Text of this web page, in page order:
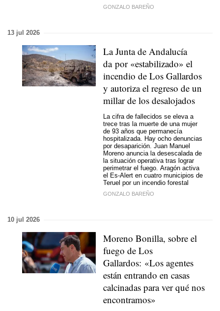
GONZALO BAREÑO
13 jul 2026
La Junta de Andalucía
da por «estabilizado» el
incendio de Los Gallardos
y autoriza el regreso de un
millar de los desalojados
La cifra de fallecidos se eleva a
trece tras la muerte de una mujer
de 93 años que permanecía
hospitalizada. Hay ocho denuncias
por desaparición. Juan Manuel
Moreno anuncia la desescalada de
la situación operativa tras lograr
perimetrar el fuego. Aragón activa
el Es-Alert en cuatro municipios de
Teruel por un incendio forestal
GONZALO BAREÑO
10 jul 2026
Moreno Bonilla, sobre el
fuego de Los
Gallardos: «Los agentes
están entrando en casas
calcinadas para ver qué nos
encontramos»